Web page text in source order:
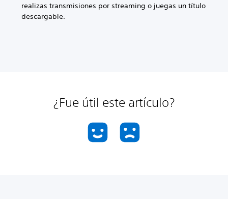
realizas transmisiones por streaming o juegas un título
descargable.
¿Fue útil este artículo?